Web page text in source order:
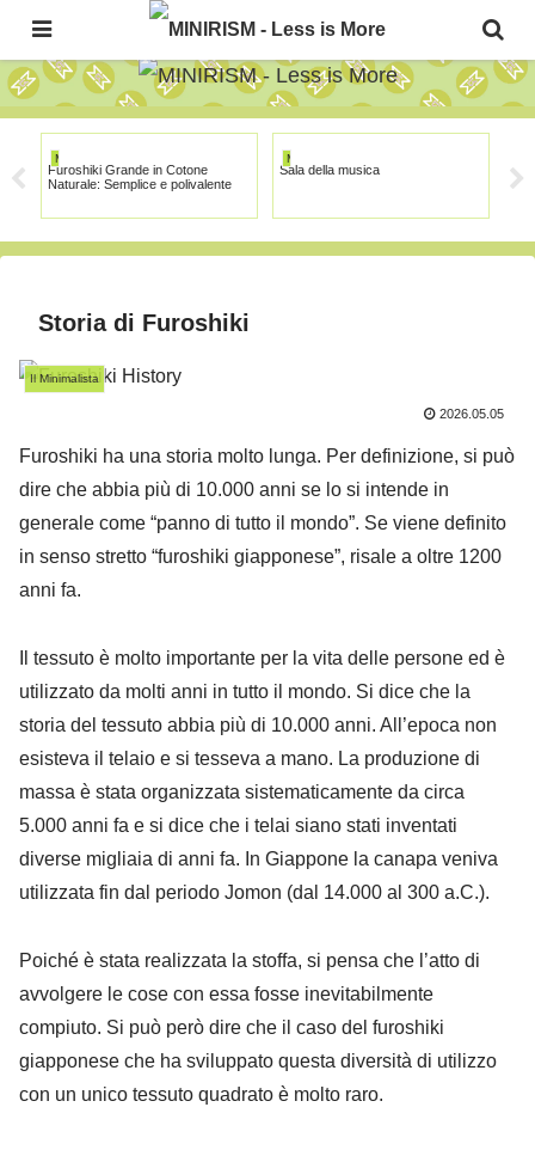
The Japanese Minimalism Art Movement!
MINIRISM
Furoshiki Grande in Cotone
Naturale: Semplice e polivalente
MINIRISM
Sala della musica
Storia di Furoshiki
Il Minimalista
2026.05.05
Furoshiki ha una storia molto lunga. Per definizione, si può
dire che abbia più di 10.000 anni se lo si intende in
generale come “panno di tutto il mondo”. Se viene definito
in senso stretto “furoshiki giapponese”, risale a oltre 1200
anni fa.
Il tessuto è molto importante per la vita delle persone ed è
utilizzato da molti anni in tutto il mondo. Si dice che la
storia del tessuto abbia più di 10.000 anni. All’epoca non
esisteva il telaio e si tesseva a mano. La produzione di
massa è stata organizzata sistematicamente da circa
5.000 anni fa e si dice che i telai siano stati inventati
diverse migliaia di anni fa. In Giappone la canapa veniva
utilizzata fin dal periodo Jomon (dal 14.000 al 300 a.C.).
Poiché è stata realizzata la stoffa, si pensa che l’atto di
avvolgere le cose con essa fosse inevitabilmente
compiuto. Si può però dire che il caso del furoshiki
giapponese che ha sviluppato questa diversità di utilizzo
con un unico tessuto quadrato è molto raro.